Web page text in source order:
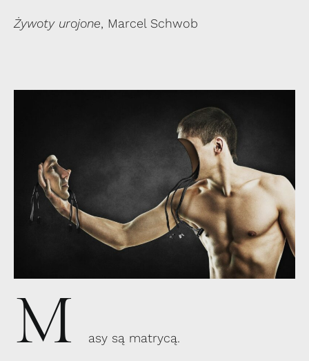
Żywoty urojone, Marcel Schwob
M asy są matrycą.